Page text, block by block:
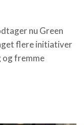
nu Green
flere initiativer
og fremme